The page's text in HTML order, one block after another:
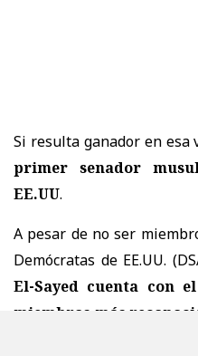
Si resulta ganador en esa
primer senador
EE.UU.
A pesar de no ser
Demócratas de EE.UU.
El-Sayed cuenta con
miembros más